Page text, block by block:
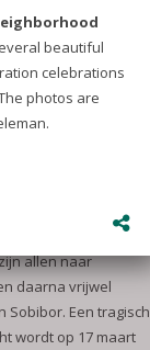
de kinderen een fijn
het personeel een
allen naar
daarna vrijwel
Sobibor. Een tragisch
wordt op 17 maart